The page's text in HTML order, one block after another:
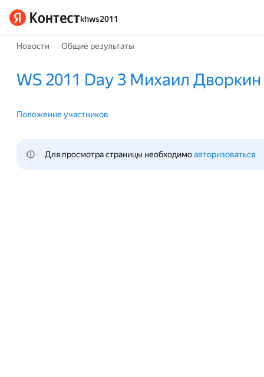
khws2011
Новости Общие результаты
WS 2011 Day 3 Михаил Дворкин
Положение участников
Для просмотра страницы необходимо авторизоваться